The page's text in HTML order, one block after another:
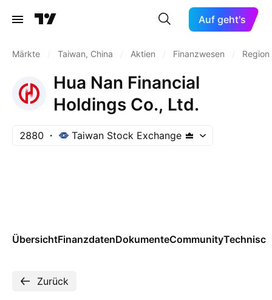
Auf geht's
Märkte Taiwan, China Aktien Finanzwesen
Hua Nan Financial
Holdings Co., Ltd.
2880 Taiwan Stock Exchange
ÜbersichtFinanzdatenDokumenteCommunity
Zurück